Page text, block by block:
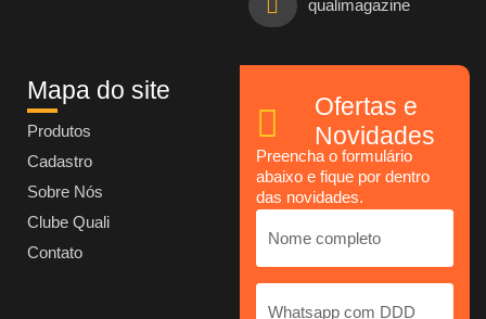
qualimagazine
Mapa do site
Produtos
Cadastro
Sobre Nós
Clube Quali
Contato
Ofertas e
Novidades
Preencha o formulário
abaixo e fique por dentro
das novidades.